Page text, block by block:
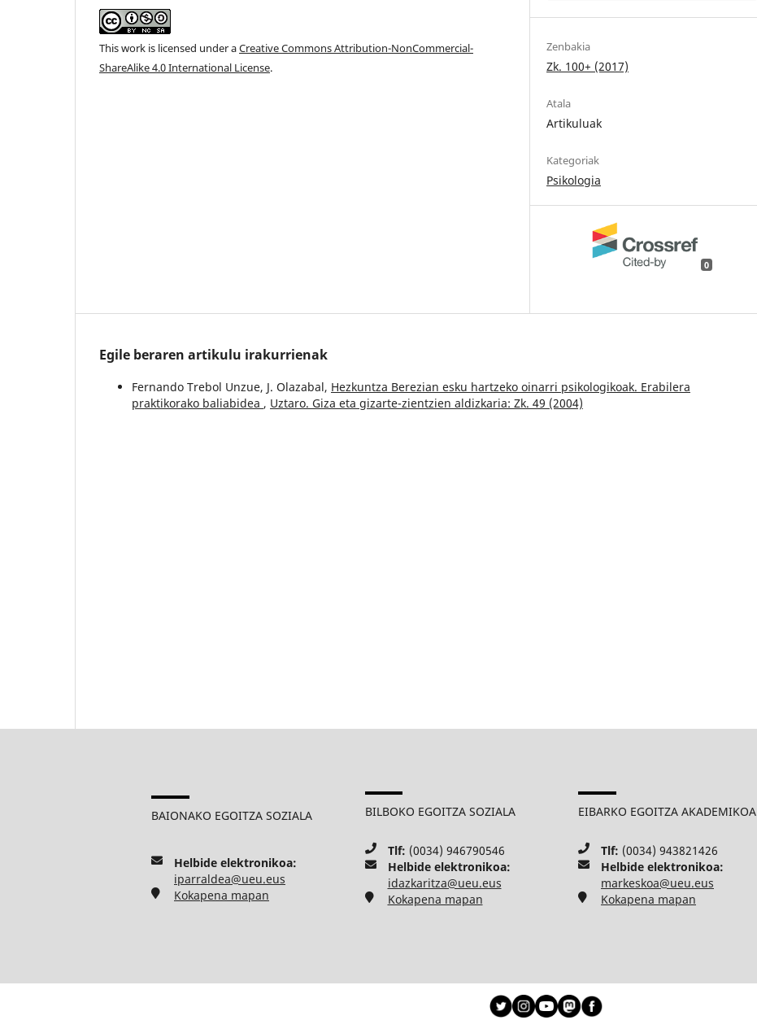
This work is licensed under aCreative Commons Attribution-NonCommercial-
ShareAlike 4.0 International License.
Zenbakia
Zk. 100+ (2017)
Atala
Artikuluak
Kategoriak
Psikologia
0
Egile beraren artikulu irakurrienak
Fernando Trebol Unzue, J. Olazabal, Hezkuntza Berezian esku hartzeko oinarri psikologikoak. Erabilera
praktikorako baliabidea , Uztaro. Giza eta gizarte-zientzien aldizkaria: Zk. 49 (2004)
BAIONAKO EGOITZA SOZIALA
Helbide elektronikoa:
iparraldea@ueu.eus
Kokapena mapan
BILBOKO EGOITZA SOZIALA
Tlf: (0034) 946790546
Helbide elektronikoa:
idazkaritza@ueu.eus
Kokapena mapan
EIBARKO EGOITZA AKADEMIKOA
Tlf: (0034) 943821426
Helbide elektronikoa:
markeskoa@ueu.eus
Kokapena mapan